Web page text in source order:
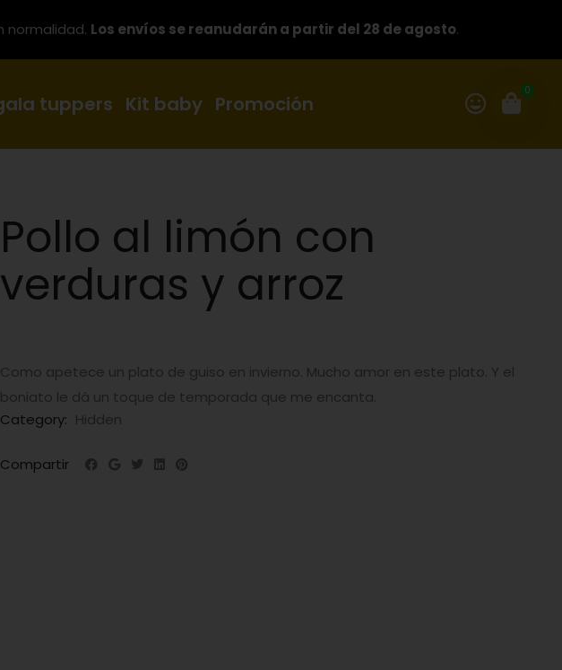
normalidad. Los envíos se reanudarán a partir del 28 de agosto.
tuppers Kit baby Promoción
0
Pollo al limón con
verduras y arroz
Como apetece un plato de guiso en invierno. Mucho amor en este plato. Y el
boniato le dá un toque de temporada que me encanta.
Category: Hidden
Compartir